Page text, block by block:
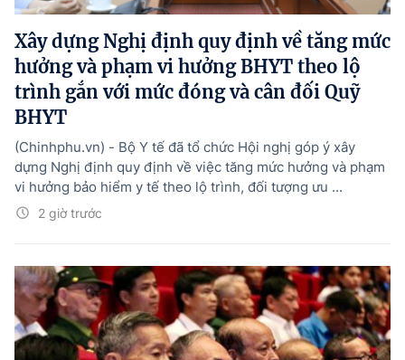
Xây dựng Nghị định quy định về tăng mức
hưởng và phạm vi hưởng BHYT theo lộ
trình gắn với mức đóng và cân đối Quỹ
BHYT
2 giờ trước
(Chinhphu.vn) - Bộ Y tế đã tổ chức Hội nghị góp ý xây
dựng Nghị định quy định về việc tăng mức hưởng và phạm
vi hưởng bảo hiểm y tế theo lộ trình, đối tượng ưu ...